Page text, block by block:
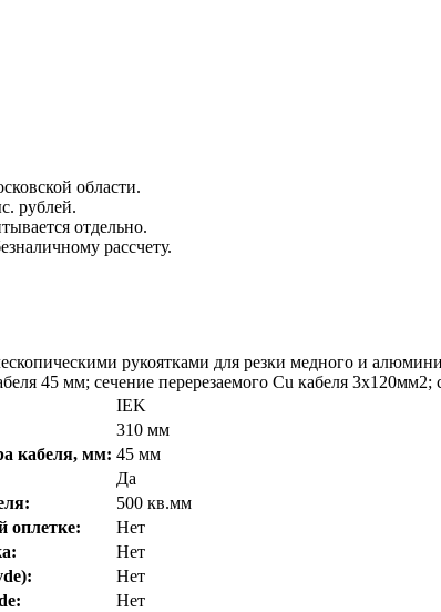
области.
рублей.
отдельно.
рассчету.
рукоятками для резки медного и
45 мм; сечение перерезаемого Cu кабеля
IEK
310 мм
кабеля, мм: 45 мм
Да
500 кв.мм
оплетке:
Нет
Нет
Нет
Нет